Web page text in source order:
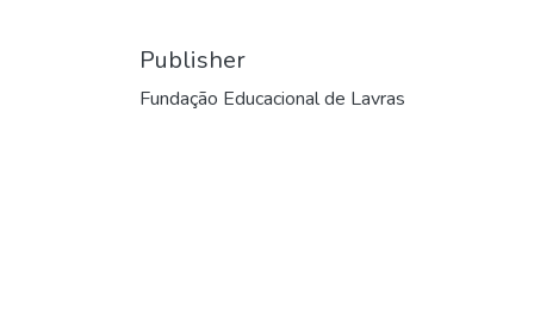
Publisher
Fundação Educacional de Lavras